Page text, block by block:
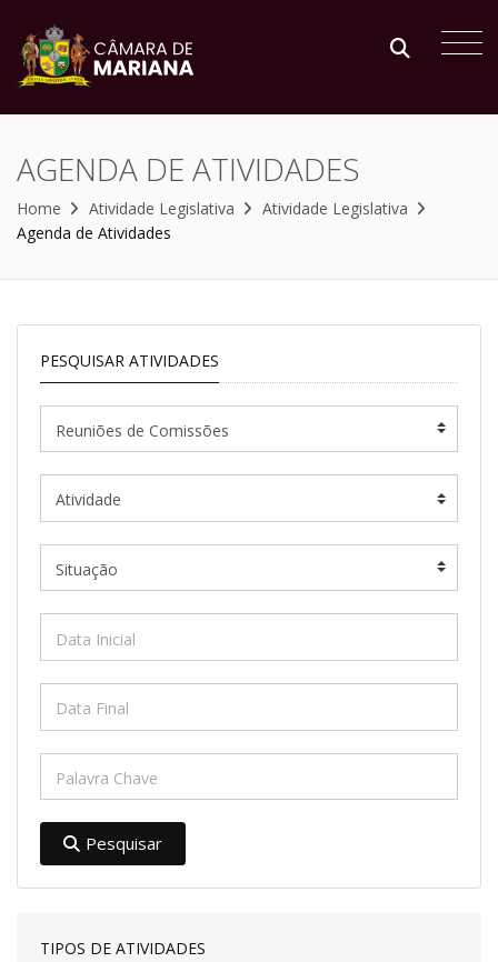
AGENDA DE ATIVIDADES
Home Atividade Legislativa
Atividade Legislativa
Agenda de Atividades
PESQUISAR ATIVIDADES
Pesquisar
TIPOS DE ATIVIDADES